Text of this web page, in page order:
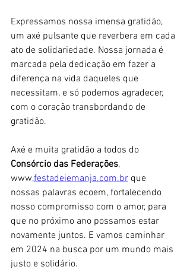
Expressamos nossa imensa gratidão,
um axé pulsante que reverbera em cada
ato de solidariedade. Nossa jornada é
marcada pela dedicação em fazer a
diferença na vida daqueles que
necessitam, e só podemos agradecer,
com o coração transbordando de
gratidão.
Axé e muita gratidão a todos do
Consórcio das Federações,
www,festadeiemanja.com.br que
nossas palavras ecoem, fortalecendo
nosso compromisso com o amor, para
que no próximo ano possamos estar
novamente juntos. E vamos caminhar
em 2024 na busca por um mundo mais
justo e solidário.